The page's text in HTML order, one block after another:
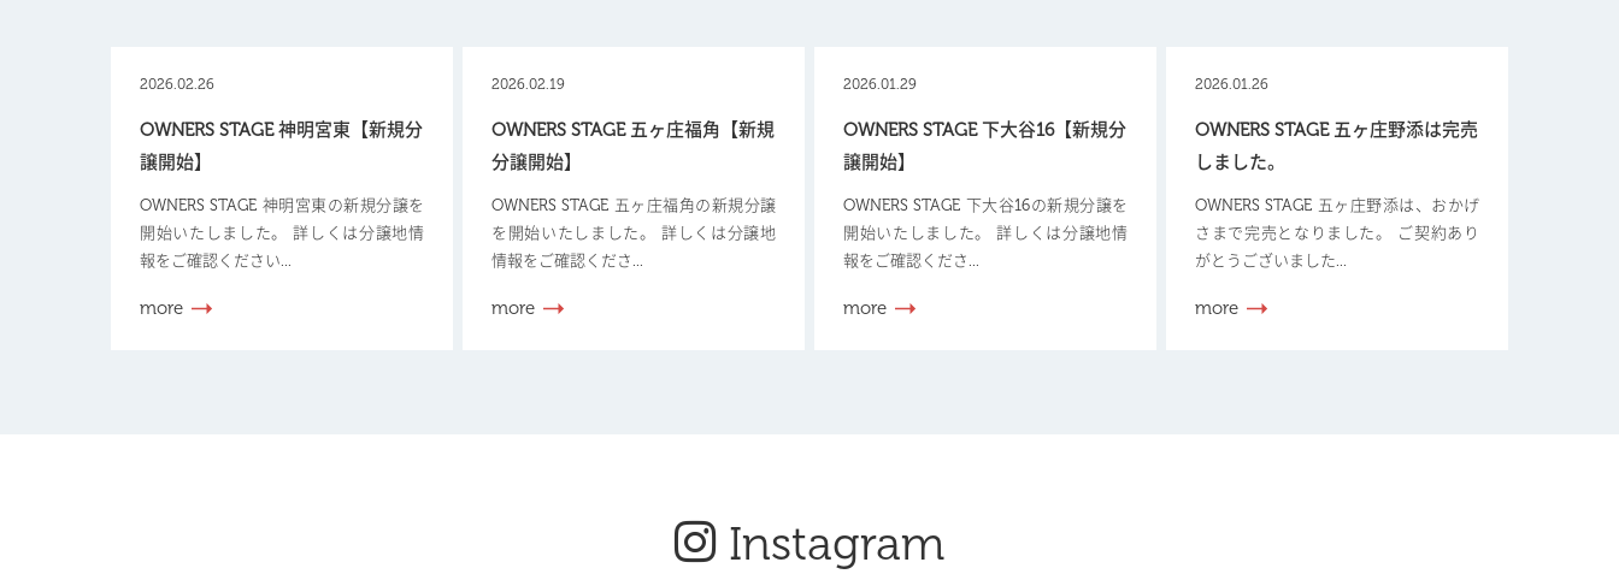
2026.02.26
OWNERS STAGE 神明宮東【新規分
譲開始】
OWNERS STAGE 神明宮東の新規分譲を
開始いたしました。 詳しくは分譲地情
報をご確認ください...
more
2026.02.19
OWNERS STAGE 五ヶ庄福角【新規
分譲開始】
OWNERS STAGE 五ヶ庄福角の新規分譲
を開始いたしました。 詳しくは分譲地
情報をご確認くださ...
more
2026.01.29
OWNERS STAGE 下大谷16【新規分
譲開始】
OWNERS STAGE 下大谷16の新規分譲を
開始いたしました。 詳しくは分譲地情
報をご確認くださ...
more
2026.01.26
OWNERS STAGE 五ヶ庄野添は完売
しました。
OWNERS STAGE 五ヶ庄野添は、おかげ
さまで完売となりました。 ご契約あり
がとうございました...
more
Instagram